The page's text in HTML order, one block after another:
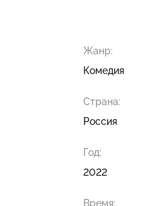
Жанр:
Комедия
Страна:
Россия
Год:
2022
Время: